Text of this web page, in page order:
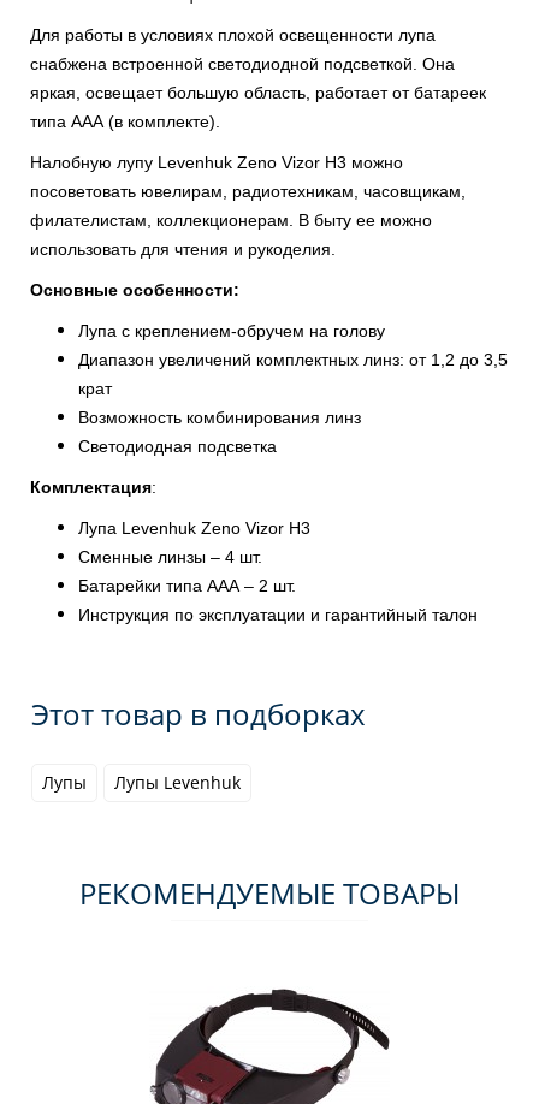
Для работы в условиях плохой освещенности лупа
снабжена встроенной светодиодной подсветкой. Она
яркая, освещает большую область, работает от батареек
типа ААА (в комплекте).
Налобную лупу Levenhuk Zeno Vizor H3 можно
посоветовать ювелирам, радиотехникам, часовщикам,
филателистам, коллекционерам. В быту ее можно
использовать для чтения и рукоделия.
Основные особенности:
Лупа с креплением-обручем на голову
Диапазон увеличений комплектных линз: от 1,2 до 3,5
крат
Возможность комбинирования линз
Светодиодная подсветка
Комплектация:
Лупа Levenhuk Zeno Vizor H3
Сменные линзы – 4 шт.
Батарейки типа ААА – 2 шт.
Инструкция по эксплуатации и гарантийный талон
Этот товар в подборках
Лупы Лупы Levenhuk
РЕКОМЕНДУЕМЫЕ ТОВАРЫ